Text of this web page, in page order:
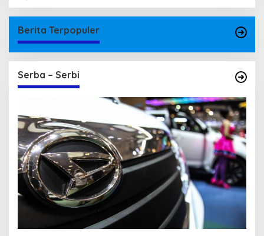
Berita Terpopuler
Serba – Serbi